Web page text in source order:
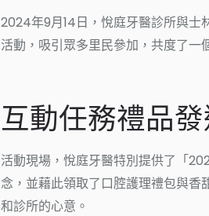
2024年9月14日，悅庭牙醫診所與士
活動，吸引眾多里民參加，共度了一
互動任務禮品
活動現場，悅庭牙醫特別提供了「
念，並藉此領取了口腔護理禮包與
和診所的心意。